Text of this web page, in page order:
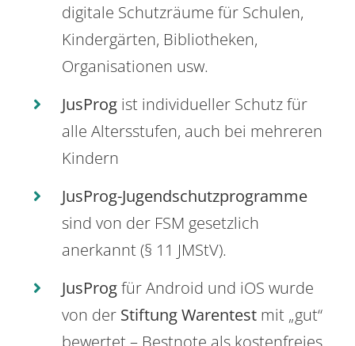
digitale Schutzräume für Schulen,
Kindergärten, Bibliotheken,
Organisationen usw.
JusProg ist individueller Schutz für
alle Altersstufen, auch bei mehreren
Kindern
JusProg-Jugendschutzprogramme
sind von der FSM gesetzlich
anerkannt (§ 11 JMStV).
JusProgfür Android und iOS wurde
von der Stiftung Warentest mit „gut“
bewertet – Bestnote als kostenfreies